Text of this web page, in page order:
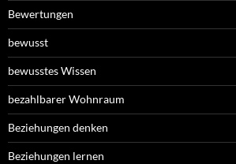
Bewertungen
bewusst
bewusstes Wissen
bezahlbarer Wohnraum
Beziehungen denken
Beziehungen lernen